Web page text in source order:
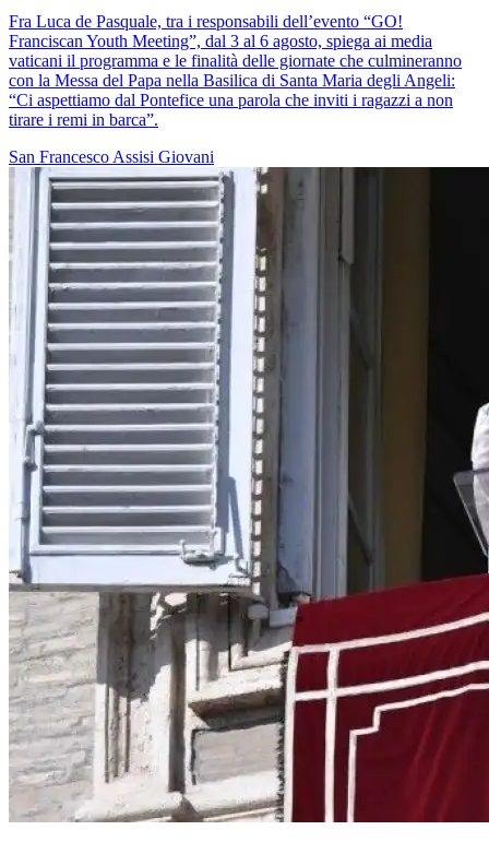
Fra Luca de Pasquale, tra i responsabili dell’evento “GO!
Franciscan Youth Meeting”, dal 3 al 6 agosto, spiega ai media
vaticani il programma e le finalità delle giornate che culmineranno
con la Messa del Papa nella Basilica di Santa Maria degli Angeli:
“Ci aspettiamo dal Pontefice una parola che inviti i ragazzi a non
tirare i remi in barca”.
San Francesco Assisi Giovani